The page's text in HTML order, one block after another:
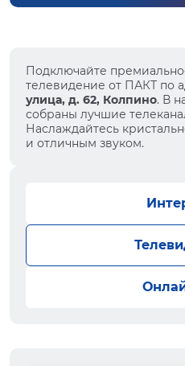
Подключайте
телевидение от ПАКТ по
улица, д. 62, Колпино. В
собраны лучшие
Наслаждайтесь
и отличным звуком.